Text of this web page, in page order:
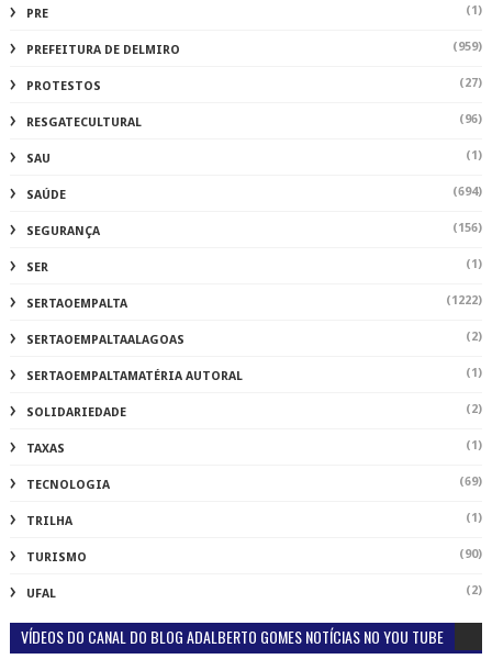
PRE (1)
PREFEITURA DE DELMIRO (959)
PROTESTOS (27)
RESGATECULTURAL (96)
SAU (1)
SAÚDE (694)
SEGURANÇA (156)
SER (1)
SERTAOEMPALTA (1222)
SERTAOEMPALTAALAGOAS (2)
SERTAOEMPALTAMATÉRIA AUTORAL (1)
SOLIDARIEDADE (2)
TAXAS (1)
TECNOLOGIA (69)
TRILHA (1)
TURISMO (90)
UFAL (2)
VÍDEOS DO CANAL DO BLOG ADALBERTO GOMES NOTÍCIAS NO YOU TUBE